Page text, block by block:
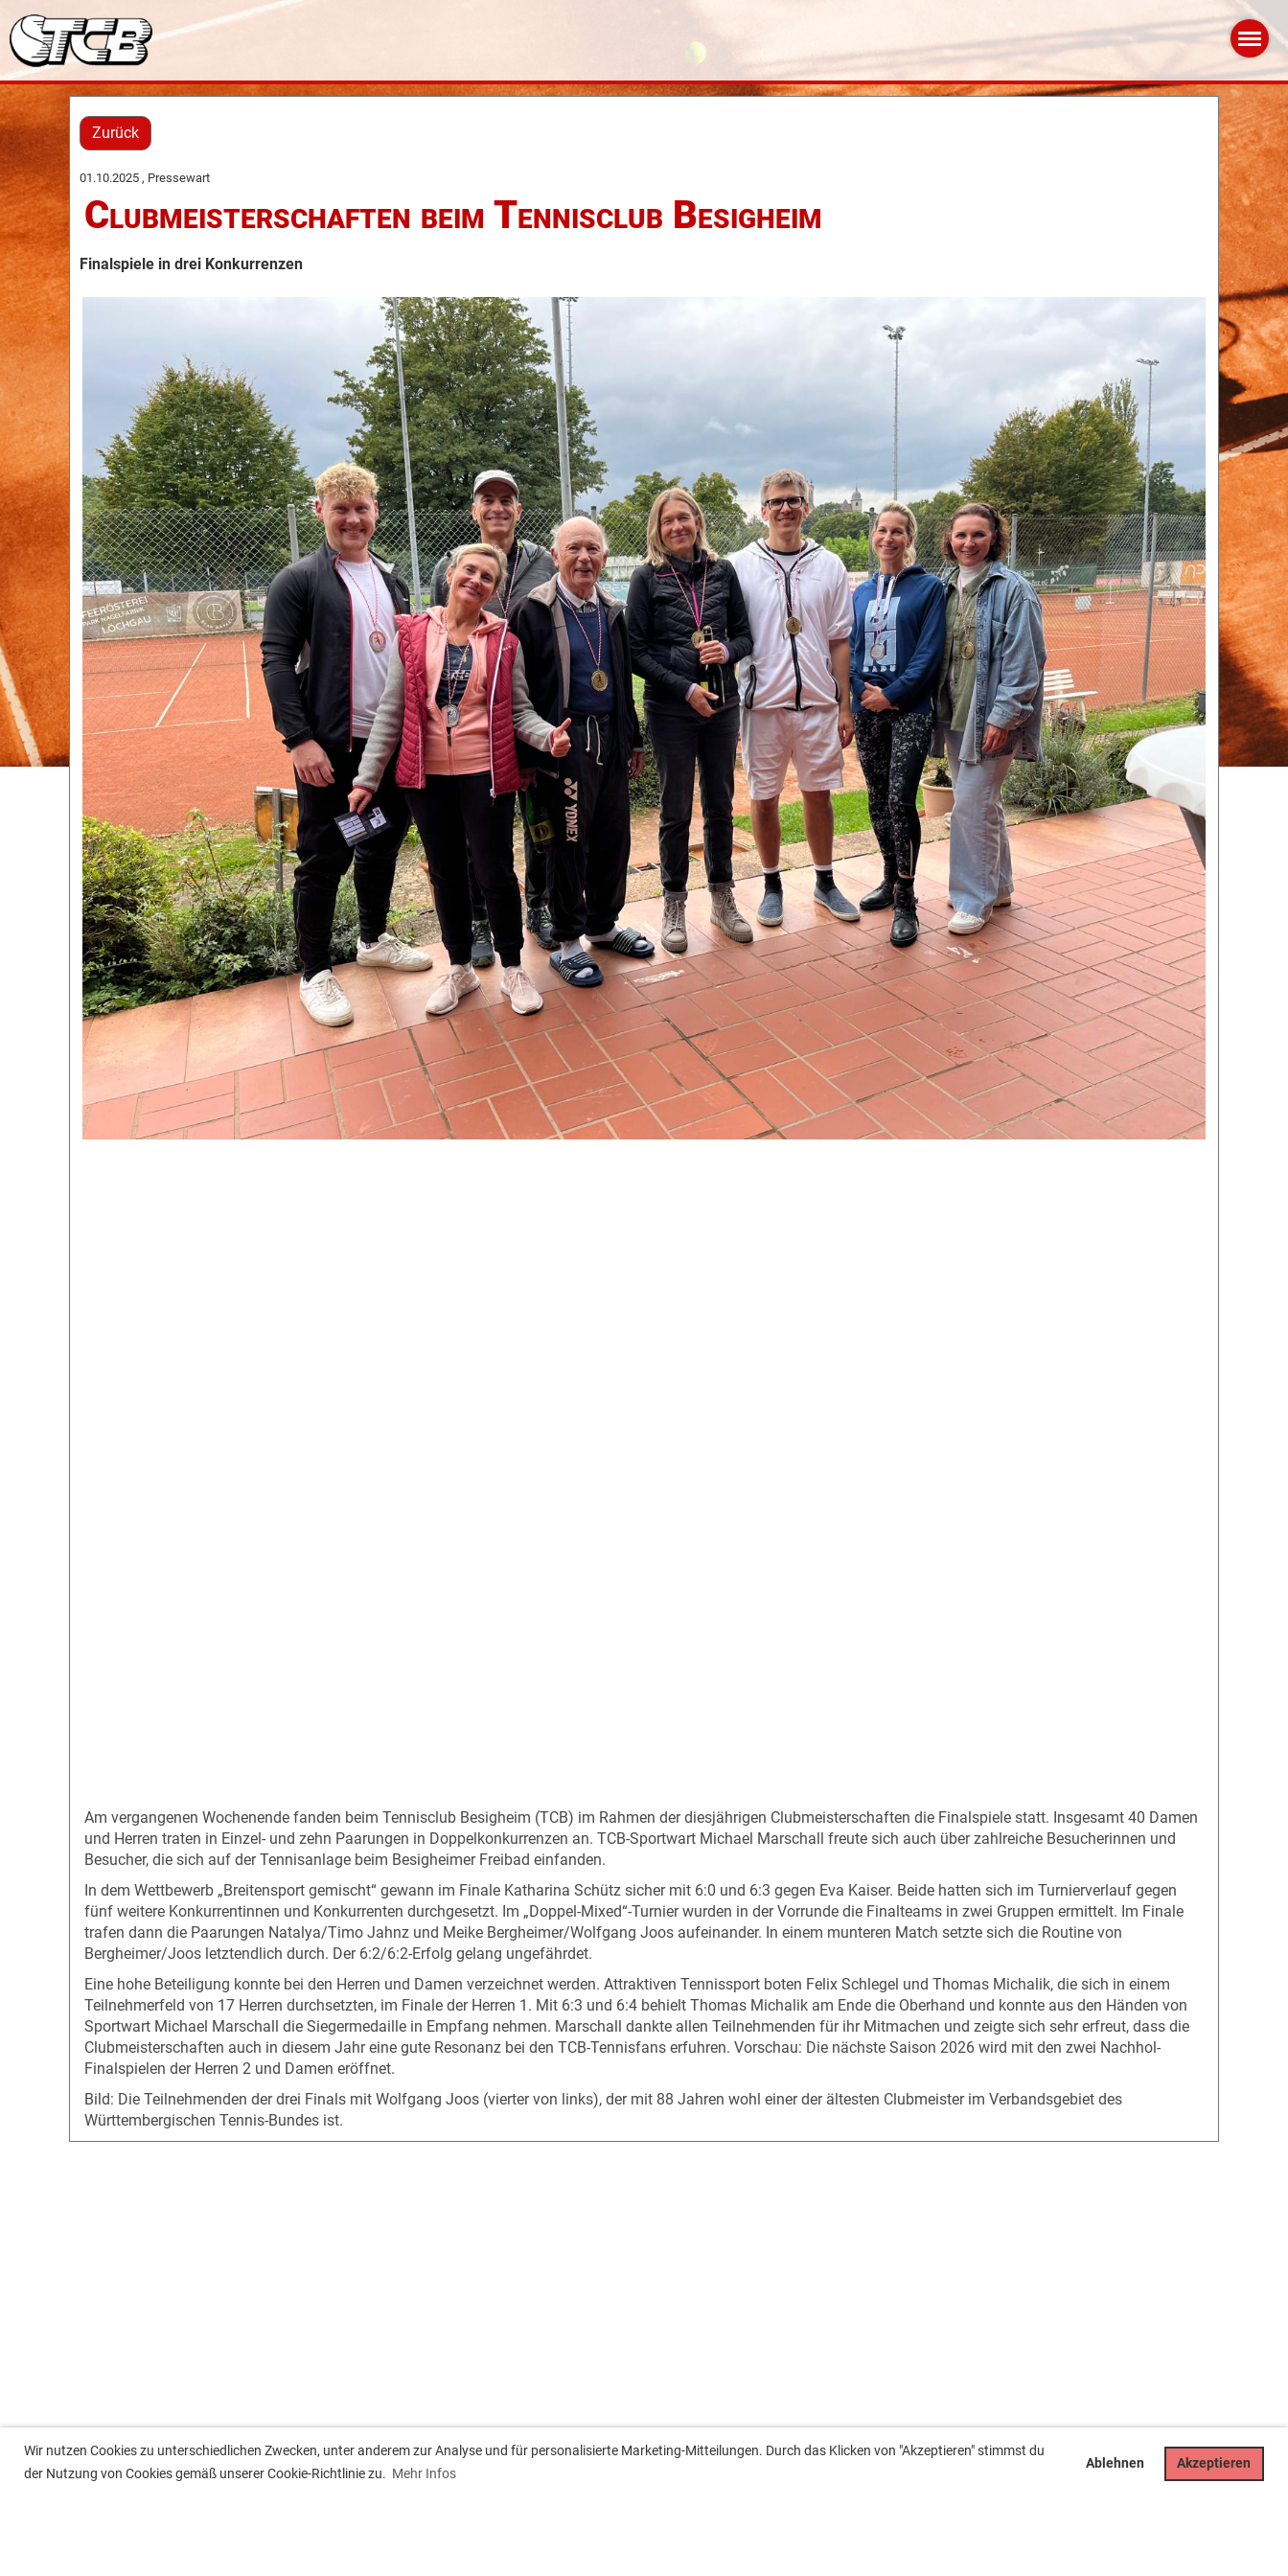
Wir nutzen Cookies zu unterschiedlichen Zwecken, unter anderem zur Analyse und für personalisierte Marketing-Mitteilungen. Durch das Klicken von "Akzeptieren" stimmst du
der Nutzung von Cookies gemäß unserer Cookie-Richtlinie zu. Mehr Infos
Ablehnen Akzeptieren
Zurück
01.10.2025 , Pressewart
Clubmeisterschaften beim Tennisclub Besigheim
Finalspiele in drei Konkurrenzen
Am vergangenen Wochenende fanden beim Tennisclub Besigheim (TCB) im Rahmen der diesjährigen Clubmeisterschaften die Finalspiele statt. Insgesamt 40 Damen
und Herren traten in Einzel- und zehn Paarungen in Doppelkonkurrenzen an. TCB-Sportwart Michael Marschall freute sich auch über zahlreiche Besucherinnen und
Besucher, die sich auf der Tennisanlage beim Besigheimer Freibad einfanden.
In dem Wettbewerb „Breitensport gemischt“ gewann im Finale Katharina Schütz sicher mit 6:0 und 6:3 gegen Eva Kaiser. Beide hatten sich im Turnierverlauf gegen
fünf weitere Konkurrentinnen und Konkurrenten durchgesetzt. Im „Doppel-Mixed“-Turnier wurden in der Vorrunde die Finalteams in zwei Gruppen ermittelt. Im Finale
trafen dann die Paarungen Natalya/Timo Jahnz und Meike Bergheimer/Wolfgang Joos aufeinander. In einem munteren Match setzte sich die Routine von
Bergheimer/Joos letztendlich durch. Der 6:2/6:2-Erfolg gelang ungefährdet.
Eine hohe Beteiligung konnte bei den Herren und Damen verzeichnet werden. Attraktiven Tennissport boten Felix Schlegel und Thomas Michalik, die sich in einem
Teilnehmerfeld von 17 Herren durchsetzten, im Finale der Herren 1. Mit 6:3 und 6:4 behielt Thomas Michalik am Ende die Oberhand und konnte aus den Händen von
Sportwart Michael Marschall die Siegermedaille in Empfang nehmen. Marschall dankte allen Teilnehmenden für ihr Mitmachen und zeigte sich sehr erfreut, dass die
Clubmeisterschaften auch in diesem Jahr eine gute Resonanz bei den TCB-Tennisfans erfuhren. Vorschau: Die nächste Saison 2026 wird mit den zwei Nachhol-
Finalspielen der Herren 2 und Damen eröffnet.
Bild: Die Teilnehmenden der drei Finals mit Wolfgang Joos (vierter von links), der mit 88 Jahren wohl einer der ältesten Clubmeister im Verbandsgebiet des
Württembergischen Tennis-Bundes ist.